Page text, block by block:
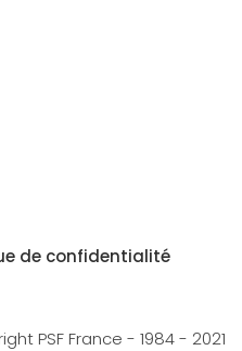
de confidentialité
PSF France - 1984 - 2021